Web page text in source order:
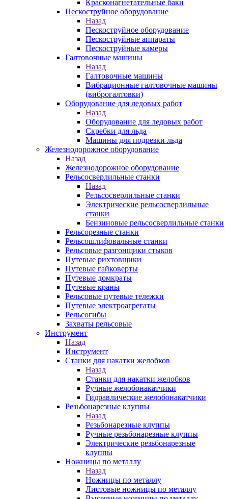
Красконагнетательные баки
Пескоструйное оборудование
Назад
Пескоструйное оборудование
Пескоструйные аппараты
Пескоструйные камеры
Галтовочные машины
Назад
Галтовочные машины
Вибрационные галтовочные машины
(виброгалтовки)
Оборудование для ледовых работ
Назад
Оборудование для ледовых работ
Скребки для льда
Машины для подрезки льда
Железнодорожное оборудование
Назад
Железнодорожное оборудование
Рельсосверлильные станки
Назад
Рельсосверлильные станки
Электрические рельсосверлильные
станки
Бензиновые рельсосверлильные станки
Рельсорезные станки
Рельсошлифовальные станки
Рельсовые разгонщики стыков
Путевые рихтовщики
Путевые гайковерты
Путевые домкраты
Путевые краны
Рельсовые путевые тележки
Путевые электроагрегаты
Рельсогибы
Захваты рельсовые
Инструмент
Назад
Инструмент
Станки для накатки желобков
Назад
Станки для накатки желобков
Ручные желобонакатчики
Гидравлические желобонакатчики
Резьбонарезные клуппы
Назад
Резьбонарезные клуппы
Ручные резьбонарезные клуппы
Электрические резьбонарезные
клуппы
Ножницы по металлу
Назад
Ножницы по металлу
Листовые ножницы по металлу